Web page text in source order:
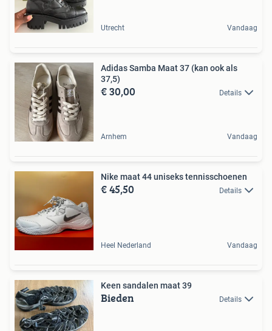
Utrecht Vandaag
Adidas Samba Maat 37 (kan ook als
37,5)
€ 30,00 Details
Arnhem Vandaag
Nike maat 44 uniseks tennisschoenen
€ 45,50 Details
Heel Nederland Vandaag
Keen sandalen maat 39
Bieden Details